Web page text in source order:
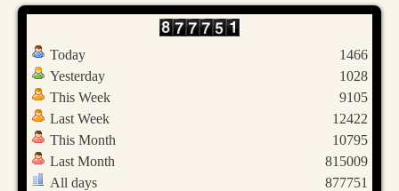
Today
Yesterday
This Week
Last Week
This Month
Last Month
All days
1466
1028
9105
12422
10795
815009
877751